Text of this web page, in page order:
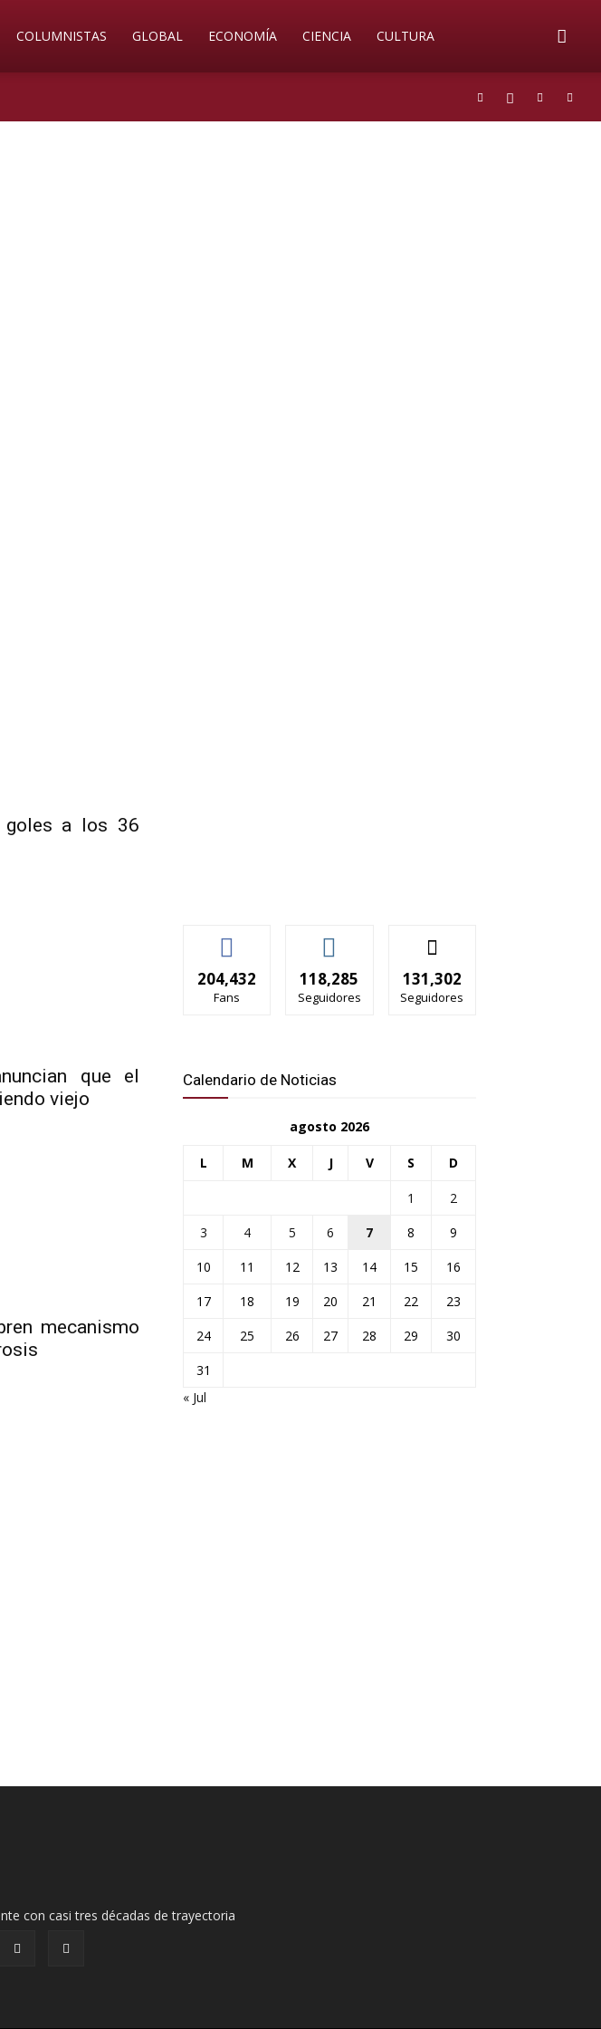
COLUMNISTAS GLOBAL ECONOMÍA CIENCIA CULTURA
goles a los 36
que el
viejo
mecanismo
204,432
Fans
118,285
Seguidores
131,302
Seguidores
Calendario de Noticias
agosto 2026
L M X J V S D
1
2
3
4 5 6 7 8
9
10
11 12 13 14 15
16
17
18 19 20 21 22
23
24
25 26 27 28 29
30
31
« Jul
con casi tres décadas de trayectoria